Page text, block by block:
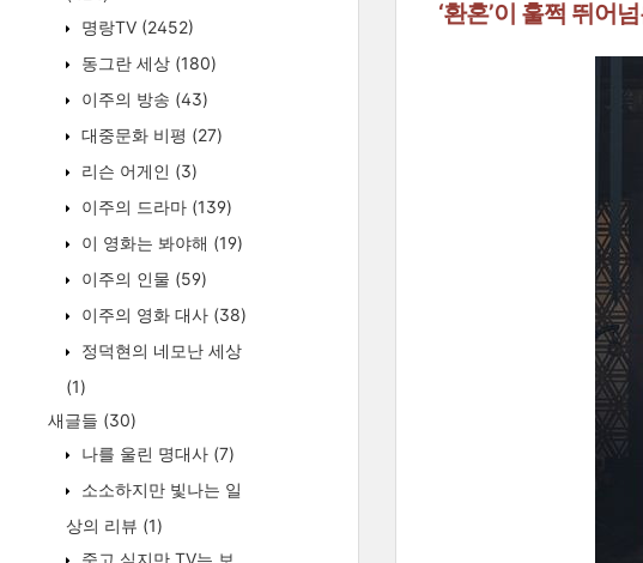
명랑TV (2452)
동그란 세상 (180)
이주의 방송 (43)
대중문화 비평 (27)
리슨 어게인 (3)
이주의 드라마 (139)
이 영화는 봐야해 (19)
이주의 인물 (59)
이주의 영화 대사 (38)
정덕현의 네모난 세상
(1)
새글들 (30)
나를 울린 명대사 (7)
소소하지만 빛나는 일
상의 리뷰 (1)
죽고 싶지만 TV는 보
‘환혼’이 훌쩍 뛰어